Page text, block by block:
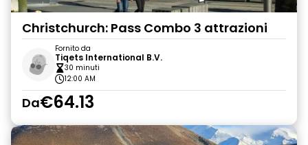
Christchurch: Pass Combo 3 attrazioni
Fornito da
Tiqets International B.V.
30 minuti
12:00 AM
Da€64.13